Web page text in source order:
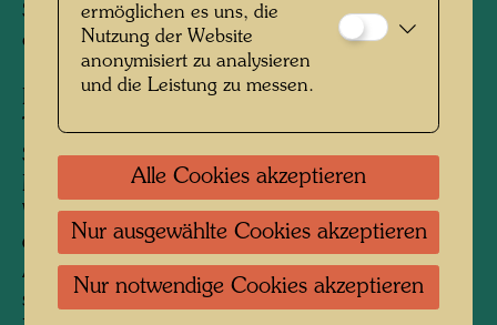
Stowasser, Sohn einer jüdischen Mutter und
eines katholischen Vaters, war am 3. Juni
1935 getauft worden. Der im Katholischen
Pfarramt in Gersthof eingetragene Name des
Täuflings lautet auf: Friedrich Ernst Josef
Stowasser. Es ist anzunehmen, dass seine
Mutter, Elsa Stowasser, in vorausschauender
Weise die Taufe veranlasste, um ihren Sohn
durch das katholische Glaubensbekenntnis vor
Ausgrenzung, Repressalien und Verfolgung zu
schützen. In Deutschland waren 1935 die
ermöglichen es uns, die
Nutzung der Website
anonymisiert zu analysieren
und die Leistung zu messen.
Alle Cookies akzeptieren
Nur ausgewählte Cookies akzeptieren
Nur notwendige Cookies akzeptieren